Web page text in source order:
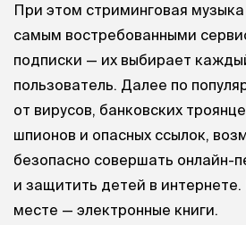
При этом стриминговая
самым востребованными
подписки — их выбирает
пользователь. Далее по
от вирусов, банковских
шпионов и опасных ссылок,
безопасно совершать онлайн-
и защитить детей в
месте — электронные книги.